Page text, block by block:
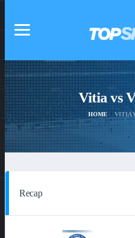
Vitia vs
HOME VITIA
Recap